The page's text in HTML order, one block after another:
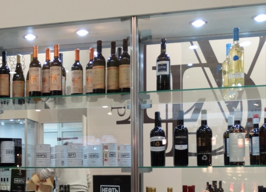
WineStyle-сеть винных магазинов нового формата. Основана в
2006 году.